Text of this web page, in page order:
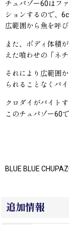
チュパゾー60はフ
ションするので、
広範囲から魚を呼び
また、ボディ体積
えた喰わせの「ネ
それにより広範囲
られることなくバ
クロダイがバイト
このチュパゾー60
BLUE BLUE
追加情報